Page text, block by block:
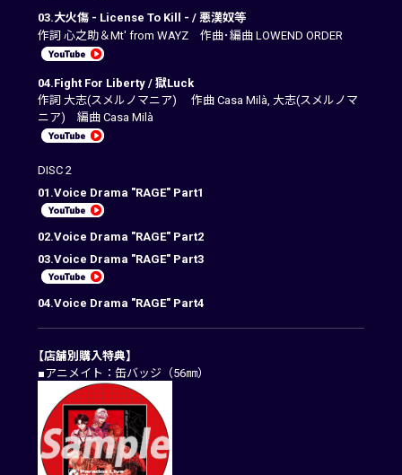
03.大火傷 - License To Kill - / 悪漢奴等
作詞 心之助＆Mt' from WAYZ 作曲･編曲 LOWEND ORDER
04.Fight For Liberty / 獄Luck
作詞 大志(スメルノマニア) 作曲 Casa Milà, 大志(スメルノマ
ニア) 編曲 Casa Milà
DISC 2
01.Voice Drama "RAGE" Part1
02.Voice Drama "RAGE" Part2
03.Voice Drama "RAGE" Part3
04.Voice Drama "RAGE" Part4
【店舗別購入特典】
■アニメイト：缶バッジ（56㎜）